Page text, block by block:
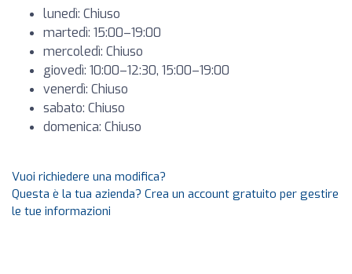
lunedì: Chiuso
martedì: 15:00–19:00
mercoledì: Chiuso
giovedì: 10:00–12:30, 15:00–19:00
venerdì: Chiuso
sabato: Chiuso
domenica: Chiuso
Vuoi richiedere una modifica?
Questa è la tua azienda? Crea un account gratuito per gestire
le tue informazioni